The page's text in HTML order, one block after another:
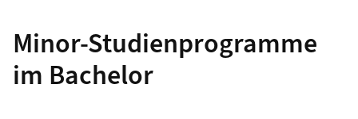
Minor-Studienprogramme
im Bachelor